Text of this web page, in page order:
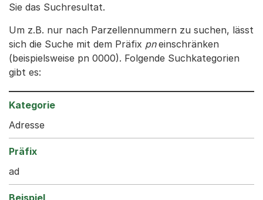
Sie das Suchresultat.
Um z.B. nur nach Parzellennummern zu suchen, lässt
sich die Suche mit dem Präfix pn einschränken
(beispielsweise pn 0000). Folgende Suchkategorien
gibt es:
Adresse
ad